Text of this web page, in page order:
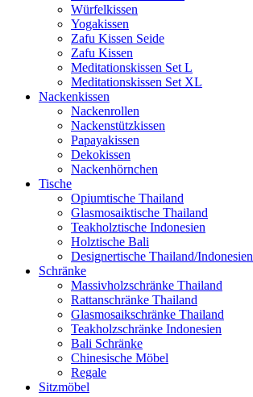
Würfelkissen
Yogakissen
Zafu Kissen Seide
Zafu Kissen
Meditationskissen Set L
Meditationskissen Set XL
Nackenkissen
Nackenrollen
Nackenstützkissen
Papayakissen
Dekokissen
Nackenhörnchen
Tische
Opiumtische Thailand
Glasmosaiktische Thailand
Teakholztische Indonesien
Holztische Bali
Designertische Thailand/Indonesien
Schränke
Massivholzschränke Thailand
Rattanschränke Thailand
Glasmosaikschränke Thailand
Teakholzschränke Indonesien
Bali Schränke
Chinesische Möbel
Regale
Sitzmöbel